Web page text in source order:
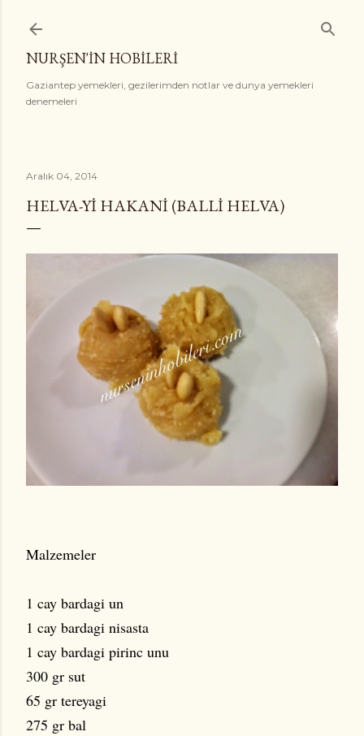
NURŞEN'İN HOBİLERİ
Gaziantep yemekleri, gezilerimden notlar ve dunya yemekleri
denemeleri
Aralık 04, 2014
HELVA-YI HAKANI (BALLI HELVA)
Malzemeler
1 cay bardagi un
1 cay bardagi nisasta
1 cay bardagi pirinc unu
300 gr sut
65 gr tereyagi
275 gr bal